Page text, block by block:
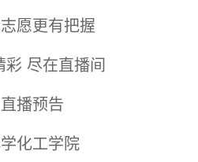
愿更有把握
彩 尽在直播间
直播预告
化工学院